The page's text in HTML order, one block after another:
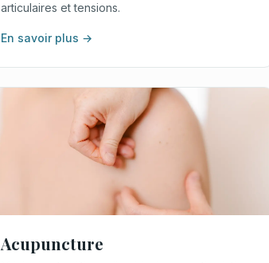
articulaires et tensions.
En savoir plus →
Acupuncture